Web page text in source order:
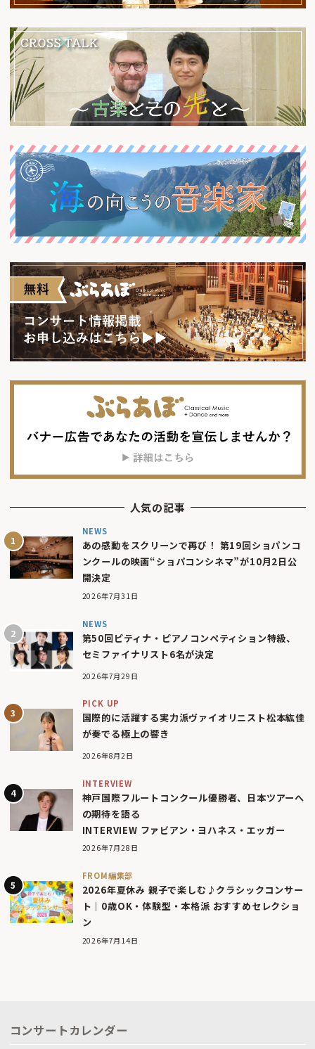
人気の記事
NEWS
あの感動をスクリーンで再び！ 第19回ショパンコ
ンクールの映画“ショパコンシネマ”が10月2日公
開決定
2026年7月31日
NEWS
第50回ピティナ・ピアノコンペティション特級、
セミファイナリスト6名が決定
2026年7月29日
PICK UP
国際的に活躍する実力派ヴァイオリニスト松本紘佳
が奏でる極上の響き
2026年8月2日
INTERVIEW
神戸国際フルートコンクール優勝者、日本ツアーへ
の期待を語る
INTERVIEW ファビアン・ヨハネス・エッガー
2026年7月28日
FROM編集部
2026年夏休み 親子で楽しむ♪クラシックコンサー
ト｜0歳OK・体験型・本格派 おすすめセレクショ
ン
2026年7月14日
コンサートカレンダー